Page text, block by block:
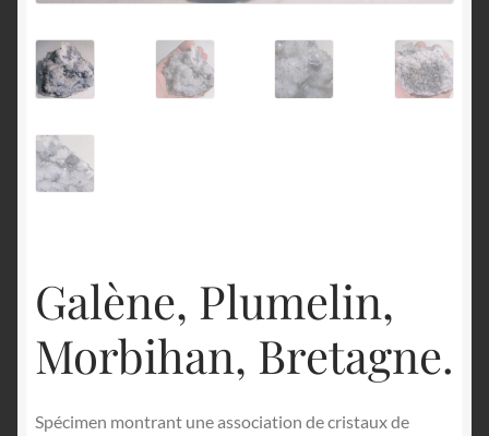
Galène, Plumelin,
Morbihan, Bretagne.
Spécimen montrant une association de cristaux de